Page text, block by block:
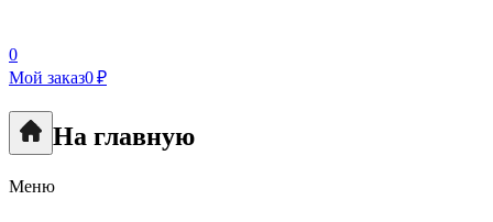
0
Мой заказ0 ₽
На главную
Меню